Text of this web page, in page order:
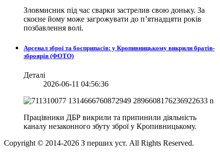
Зловмисник під час сварки застрелив свою доньку. За
скоєне йому може загрожувати до п’ятнадцяти років
позбавлення волі.
Арсенал зброї та боєприпасів: у Кропивницькому викрили братів-
зброярів (ФОТО)
Деталі
2026-06-11 04:56:36
Працівники ДБР викрили та припинили діяльність
каналу незаконного збуту зброї у Кропивницькому.
Copyright © 2014-2026 З перших уст. All Rights Reserved.